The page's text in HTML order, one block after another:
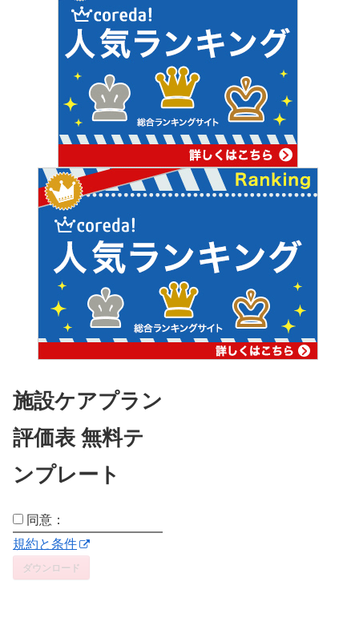
施設ケアプラン
評価表 無料テ
ンプレート
同意：
規約と条件
ダウンロード